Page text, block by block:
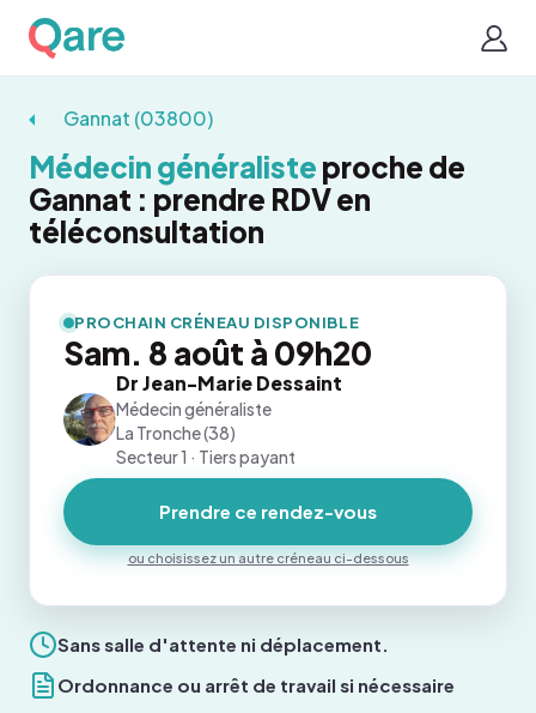
Gannat (03800)
Médecin généraliste proche de
Gannat : prendre RDV en
téléconsultation
Sans salle d'attente ni déplacement.
Ordonnance ou arrêt de travail si nécessaire
PROCHAIN CRÉNEAU DISPONIBLE
Sam. 8 août à 09h20
Dr Jean-Marie Dessaint
Médecin généraliste
La Tronche (38)
Secteur 1 · Tiers payant
Prendre ce rendez-vous
ou choisissez un autre créneau ci-dessous